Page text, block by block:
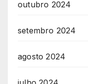
outubro 2024
setembro 2024
agosto 2024